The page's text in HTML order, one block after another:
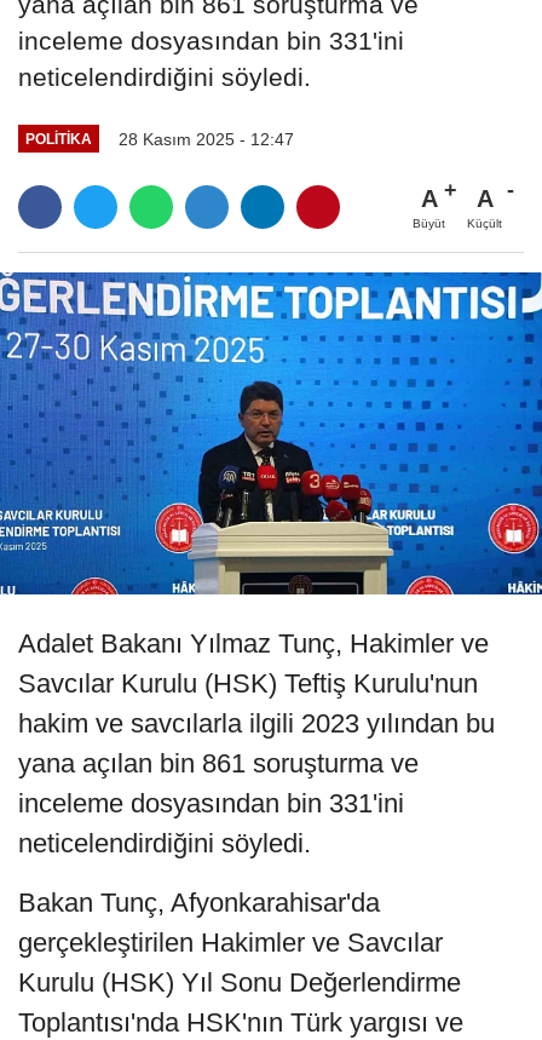
inceleme dosyasından bin 331'ini
neticelendirdiğini söyledi.
POLITIKA 28 Kasım 2025 - 12:47
A
Büyüt
A
Küçült
Adalet Bakanı Yılmaz Tunç, Hakimler ve
Savcılar Kurulu (HSK) Teftiş Kurulu'nun
hakim ve savcılarla ilgili 2023 yılından bu
yana açılan bin 861 soruşturma ve
inceleme dosyasından bin 331'ini
neticelendirdiğini söyledi.
Bakan Tunç, Afyonkarahisar'da
gerçekleştirilen Hakimler ve Savcılar
Kurulu (HSK) Yıl Sonu Değerlendirme
Toplantısı'nda HSK'nın Türk yargısı ve